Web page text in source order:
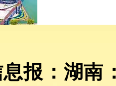
报：湖南